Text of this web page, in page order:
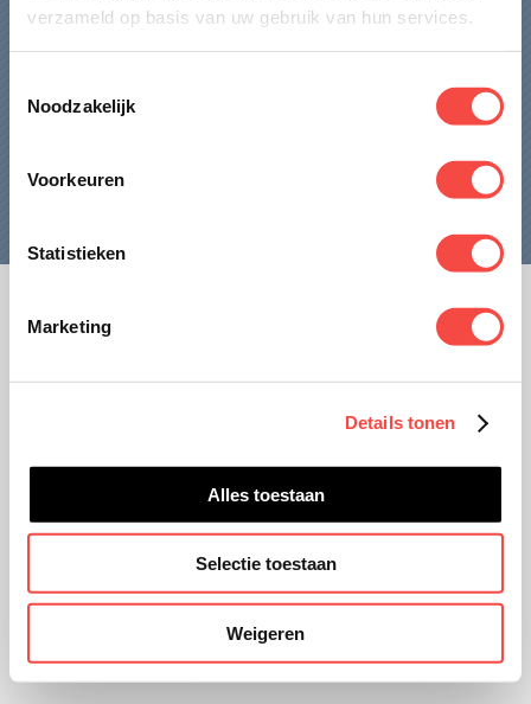
verzameld op basis van uw gebruik van hun services.
Noodzakelijk
Voorkeuren
Statistieken
Marketing
Details tonen
Alles toestaan
Selectie toestaan
Weigeren
WINKELS
KIDS